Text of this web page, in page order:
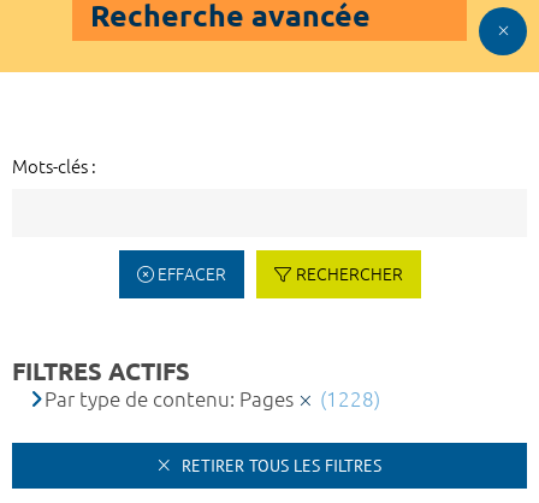
Recherche avancée
Mots-clés :
EFFACER RECHERCHER
FILTRES ACTIFS
Par type de contenu: Pages (1228)
RETIRER TOUS LES FILTRES